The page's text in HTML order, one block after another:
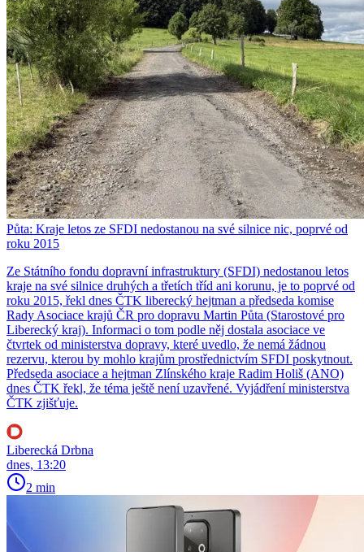
Půta: Kraje letos ze SFDI nedostanou na své silnice nic, poprvé od
roku 2015
Ze Státního fondu dopravní infrastruktury (SFDI) nedostanou letos
kraje na své silnice druhých a třetích tříd ani korunu, je to poprvé od
roku 2015, řekl dnes ČTK liberecký hejtman a předseda komise
Rady Asociace krajů ČR pro dopravu Martin Půta (Starostové pro
Liberecký kraj). Informaci o tom podle něj dostala asociace ve
čtvrtek od ministerstva dopravy, které uvedlo, že nemá žádnou
rezervu, kterou by mohlo krajům prostřednictvím SFDI poskytnout.
Předseda asociace a hejtman Zlínského kraje Radim Holiš (ANO)
dnes ČTK řekl, že téma ještě není uzavřené. Vyjádření ministerstva
ČTK zjišťuje.
Liberecká Drbna
dnes, 13:20
2 min